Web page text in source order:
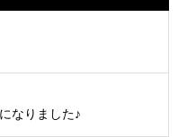
なりました♪